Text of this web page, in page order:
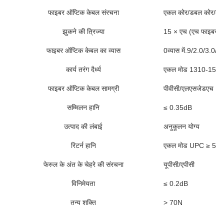
फाइबर ऑप्टिक केबल संरचना एकल कोर/डबल कोर/
झुकने की त्रिज्या 15 × एच (एच फाइबर
फाइबर ऑप्टिक केबल का व्यास 0व्यास में.9/2.0/3.0/
कार्य तरंग दैर्ध्य एकल मोड 1310-
फाइबर ऑप्टिक केबल सामग्री पीवीसी/एलएसजेडएच
सम्मिलन हानि ≤ 0.35dB
उत्पाद की लंबाई अनुकूलन योग्य
रिटर्न हानि एकल मोड UPC ≥
फेरुल के अंत के चेहरे की संरचना यूपीसी/एपीसी
विनिमेयता ≤ 0.2dB
तन्य शक्ति > 70N